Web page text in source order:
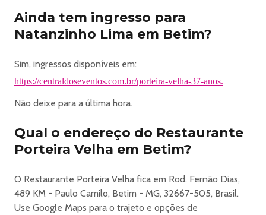
Não será permitida a entrada de menores de 18 anos,
mesmo acompanhados pelos responsáveis legais.
e de acordo com todas as condições descritas neste
regulamento.
https://centraldoseventos.com.br/porteira-velha-37-anos
Ainda tem ingresso para
Natanzinho Lima em Betim?
Sim, ingressos disponíveis em:
https://centraldoseventos.com.br/porteira-velha-37-anos.
Não deixe para a última hora.
Qual o endereço do Restaurante
Porteira Velha em Betim?
O Restaurante Porteira Velha fica em Rod. Fernão Dias,
489 KM - Paulo Camilo, Betim - MG, 32667-505, Brasil.
Use Google Maps para o trajeto e opções de